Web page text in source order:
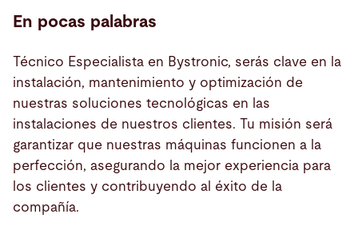
En pocas palabras
Técnico Especialista en Bystronic, serás clave en la
instalación, mantenimiento y optimización de
nuestras soluciones tecnológicas en las
instalaciones de nuestros clientes. Tu misión será
garantizar que nuestras máquinas funcionen a la
perfección, asegurando la mejor experiencia para
los clientes y contribuyendo al éxito de la
compañía.